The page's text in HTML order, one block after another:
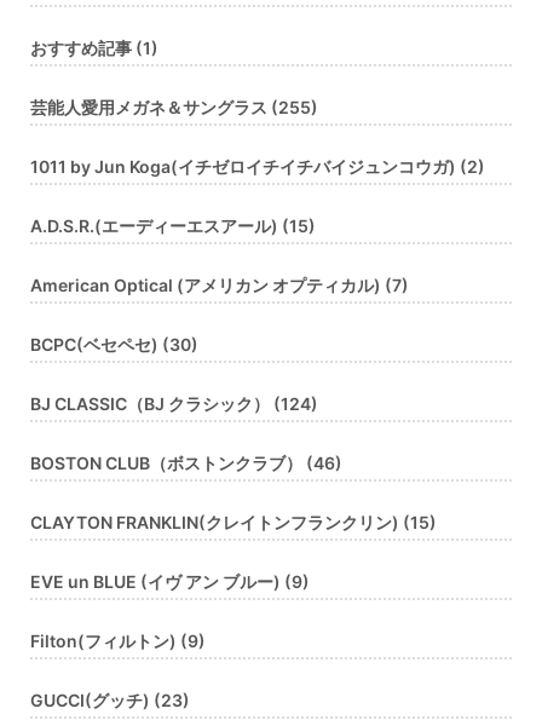
おすすめ記事 (1)
芸能人愛用メガネ＆サングラス (255)
1011 by Jun Koga(イチゼロイチイチバイジュンコウガ) (2)
A.D.S.R.(エーディーエスアール) (15)
American Optical (アメリカン オプティカル) (7)
BCPC(ベセペセ) (30)
BJ CLASSIC（BJ クラシック） (124)
BOSTON CLUB（ボストンクラブ） (46)
CLAYTON FRANKLIN(クレイトンフランクリン) (15)
EVE un BLUE (イヴ アン ブルー) (9)
Filton(フィルトン) (9)
GUCCI(グッチ) (23)